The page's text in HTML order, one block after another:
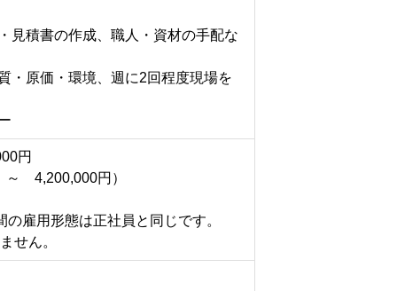
見積書の作成、職人・資材の手配な
・原価・環境、週に2回程度現場を
円
4,200,000円）
雇用形態は正社員と同じです。
せん。